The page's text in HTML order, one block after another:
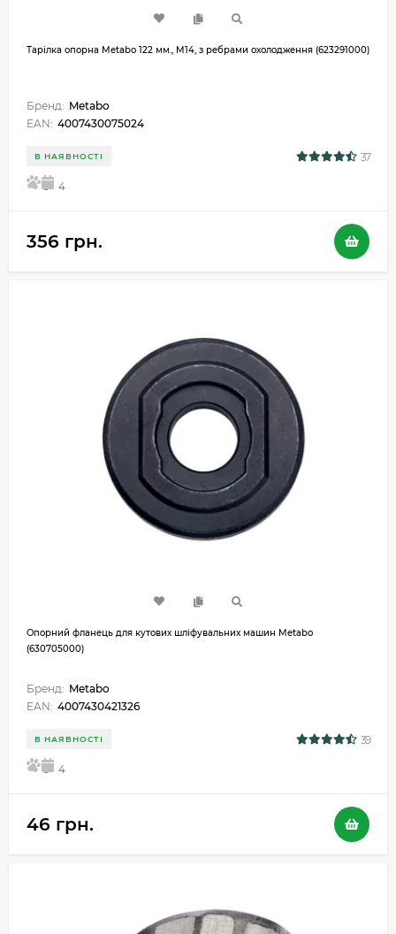
Тарілка опорна Metabo 122 мм., M14, з ребрами охолодження (623291000)
Бренд: Metabo
EAN: 4007430075024
В НАЯВНОСТІ 37
5 4
356 грн.
Опорний фланець для кутових шліфувальних машин Metabo
(630705000)
Бренд: Metabo
EAN: 4007430421326
В НАЯВНОСТІ 39
5 4
46 грн.